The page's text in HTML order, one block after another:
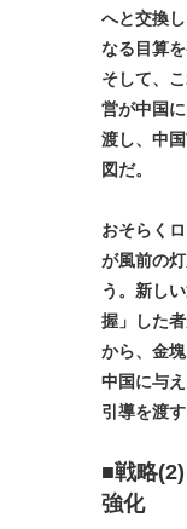
へと交換
なる目算
そして、
営が中国
渡し、中
図だ。
おそらく
が風前の
う。新し
握」した
から、金
中国に与
引導を渡
■戦略
強化